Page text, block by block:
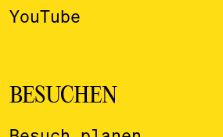
YouTube
BESUCHEN